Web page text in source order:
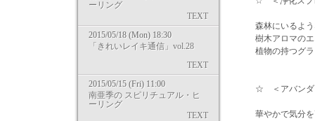
ーリング
TEXT
2015/05/18 (Mon) 18:30
「きれいレイキ通信」vol.28
TEXT
2015/05/15 (Fri) 11:00
南亜季の スピリチュアル・ヒ
ーリング
TEXT
森林にいるよう
樹木アロマのエ
植物の持つ
☆ ＜アバンダン
華やかで気分を